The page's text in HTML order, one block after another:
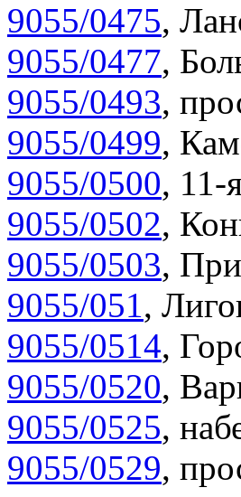
9055/0475,
9055/0477,
9055/0493,
9055/0499,
9055/0500, 11-
9055/0502,
9055/0503,
9055/051,
9055/0514,
9055/0520,
9055/0525,
9055/0529,